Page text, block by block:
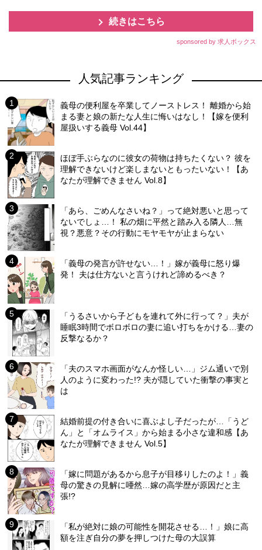
続きはこちら
sponsored by 求人ボックス
人気記事ランキング
義母の便利屋を卒業してノーストレス！ 離婚から始
まる妻と娘の新たな人生に悔いはなし！【嫁を便利
屋扱いする義母 Vol.44】
ほぼ手ぶらなのに彼女の荷物は持ちたくない？ 彼を
理解できないけど楽しまないともったいない！【あ
なたが理解できません Vol.8】
「あら、ごめんなさいね？」って絶対悪いと思って
ないでしょ…！ 私の畑に平然と踏み入る隣人…無
視？悪意？その行動にモヤモヤが止まらない
「義母の発言が許せない…！」嫁が義母に怒り爆
発！ 夫は仕方ないと言うけれど諦めるべき？
「うるさいから子どもを連れて外に行って？」夫が
睡眠3時間でボロボロの妻に追い打ちをかける…妻の
反撃なるか？
「夫のスマホ画面がなんか怪しい…」ジム通いで別
人のように変わった!? 夫が隠していた衝撃の事実と
は
結婚前提の付き合いに喜ぶよし子だったが…「うど
ん」と「オムライス」から始まる小さな違和感【あ
なたが理解できません Vol.5】
「嫁に問題があるから息子が目移りしたのよ！」義
母の驚きの見解に唖然…嫁の高学歴が原因だと主
張!?
「私が絶対に娘の可能性を開花させる…！」娘に高
額を注ぎ自分の夢を押しつけた母の大誤算